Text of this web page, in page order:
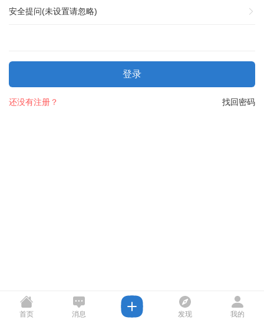
安全提问(未设置请忽略)
登录
找回密码
还没有注册？
首页 消息 发现 我的